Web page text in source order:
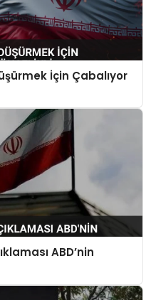
İçin Çabalıyor
ABD’nin